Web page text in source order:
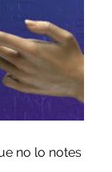
no lo notes